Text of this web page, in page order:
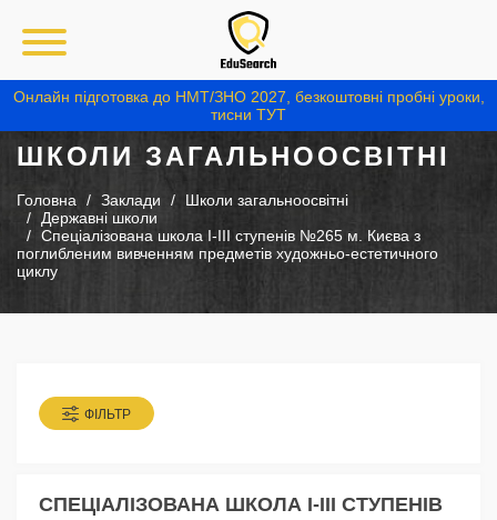
Онлайн підготовка до НМТ/ЗНО 2027, безкоштовні пробні уроки,
тисни ТУТ
ШКОЛИ ЗАГАЛЬНООСВІТНІ
Головна Заклади
Школи загальноосвітні
Державні школи
Спеціалізована школа І-ІІІ ступенів №265 м. Києва з
поглибленим вивченням предметів художньо-естетичного
циклу
ФІЛЬТР
СПЕЦІАЛІЗОВАНА ШКОЛА І-ІІІ СТУПЕНІВ